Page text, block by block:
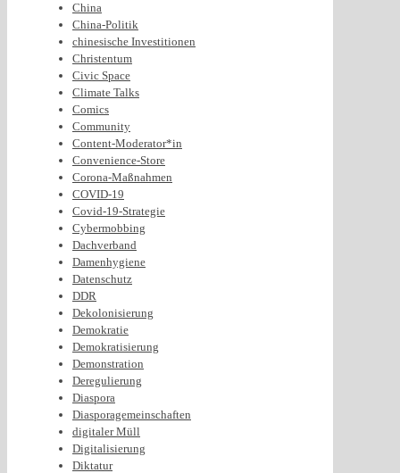
China
China-Politik
chinesische Investitionen
Christentum
Civic Space
Climate Talks
Comics
Community
Content-Moderator*in
Convenience-Store
Corona-Maßnahmen
COVID-19
Covid-19-Strategie
Cybermobbing
Dachverband
Damenhygiene
Datenschutz
DDR
Dekolonisierung
Demokratie
Demokratisierung
Demonstration
Deregulierung
Diaspora
Diasporagemeinschaften
digitaler Müll
Digitalisierung
Diktatur